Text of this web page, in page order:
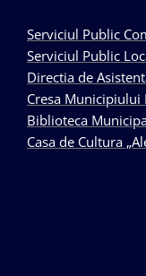
Serviciul Public
Serviciul Public
Directia de
Cresa Municipiului
Biblioteca
Casa de Cultura